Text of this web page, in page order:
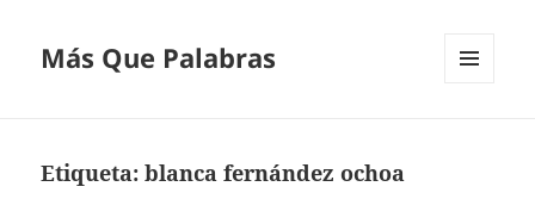
Más Que Palabras
Etiqueta:blanca fernández ochoa